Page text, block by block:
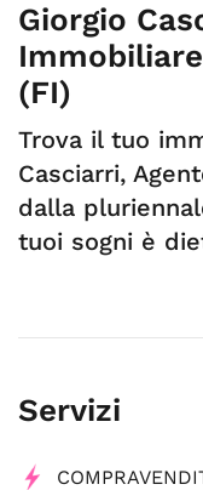
Giorgio
(FI)
Trova il tuo
Casciarri,
dalla
tuoi sogni è
Servizi